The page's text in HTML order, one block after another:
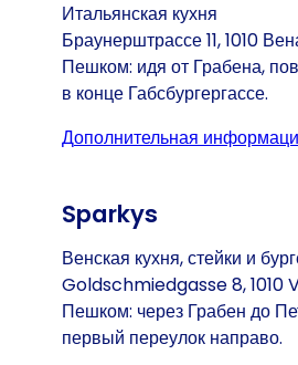
Итальянская кухня
Браунерштрассе 11, 1010
Пешком: идя от Грабена,
в конце Габсбургергассе.
Дополнительная
Sparkys
Венская кухня, стейки и
Goldschmiedgasse 8, 1010
Пешком: через Грабен до
первый переулок направо.